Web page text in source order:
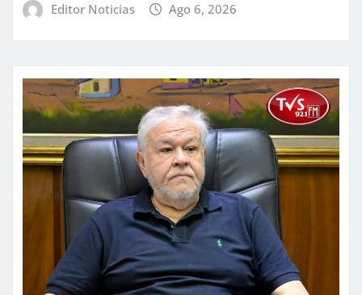
Editor Noticias Ago 6, 2026